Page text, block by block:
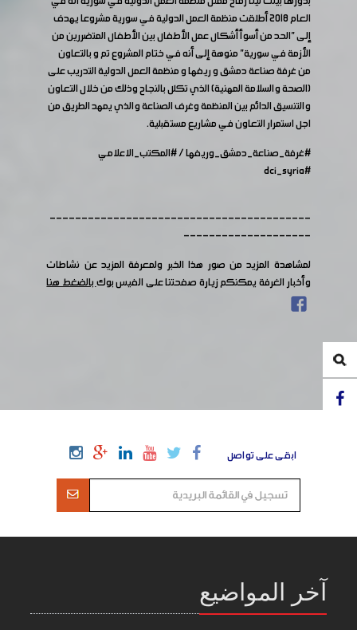
العام 2018 أطلقت منظمة العمل الدولية في سورية مشروعا يهدف
إلى "الحد من أسوأ أشكال عمل الأطفال بين الأطفال المتضررين من
الأزمة في سورية" منوهة إلى أنه في ختام المشروع ‎تم و بالتعاون
من غرفة صناعة دمشق و ريفها و منظمة العمل الدولية التدريب على
(الصحة والسلامة المهنية) الذي تكلل بالنجاح وذلك من خلال التعاون
والتنسيق ‎الدائم بين المنظمة وغرف الصناعة والذي يمهد الطريق من
اجل استمرار التعاون في مشاريع مستقبلية.
#غرفة_صناعة_دمشق_وريفها/#المكتب_الاعلامي
#dci_syria
-----------------------------------------
--------------------
لمشاهدة المزيد من صور هذا الخبر ولمعرفة المزيد عن نشاطات
وأخبار الغرفة يمكنكم زيارة صفحتنا على الفيس بوكبالضغط هنا
ابقى على تواصل
آخر المواضيع